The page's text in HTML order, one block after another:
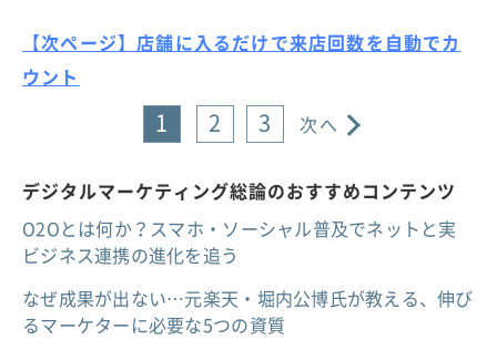
【次ページ】店舗に入るだけで来店回数を自動でカ
ウント
1 2 3 次へ
デジタルマーケティング総論のおすすめコンテンツ
O2Oとは何か？スマホ・ソーシャル普及でネットと実
ビジネス連携の進化を追う
なぜ成果が出ない…元楽天・堀内公博氏が教える、伸び
るマーケターに必要な5つの資質